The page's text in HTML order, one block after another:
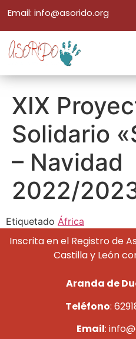
Email: info@asorido.org
XIX
Solidario
– Navidad
2022/
Etiquetado África
Inscrita en el Registro de
Castilla y León
Aranda de
Teléfono:
Email: